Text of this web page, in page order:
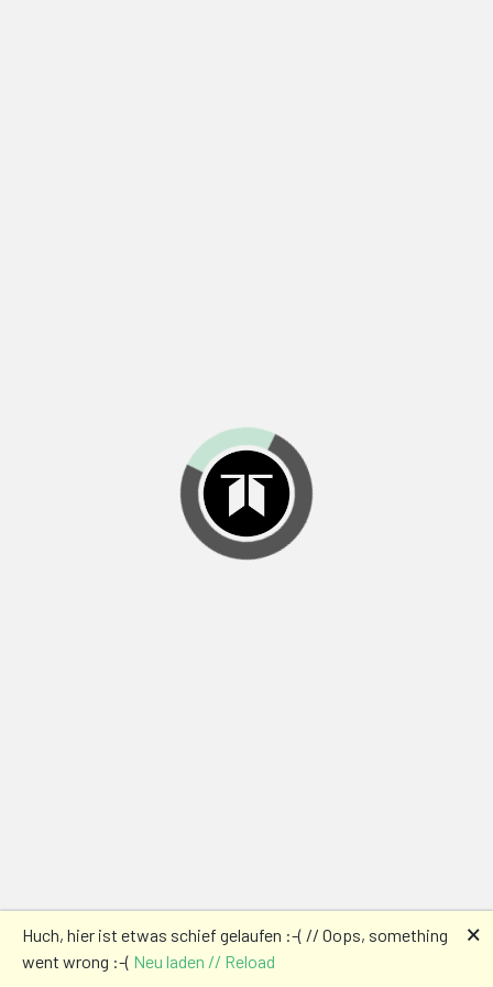
Huch, hier ist etwas schief gelaufen :-( // Oops, something
went wrong :-( Neu laden // Reload
🗙